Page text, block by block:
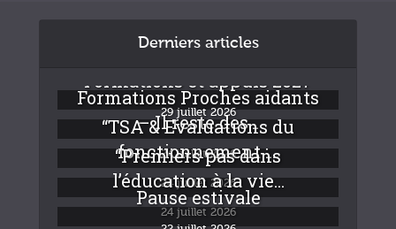
Derniers articles
Formations et appuis 2027
29 juillet 2026
Formations Proches aidants
– Il reste des...
24 juillet 2026
“TSA & Evaluations du
fonctionnement :...
24 juillet 2026
“Premiers pas dans
l’éducation à la vie...
24 juillet 2026
Pause estivale